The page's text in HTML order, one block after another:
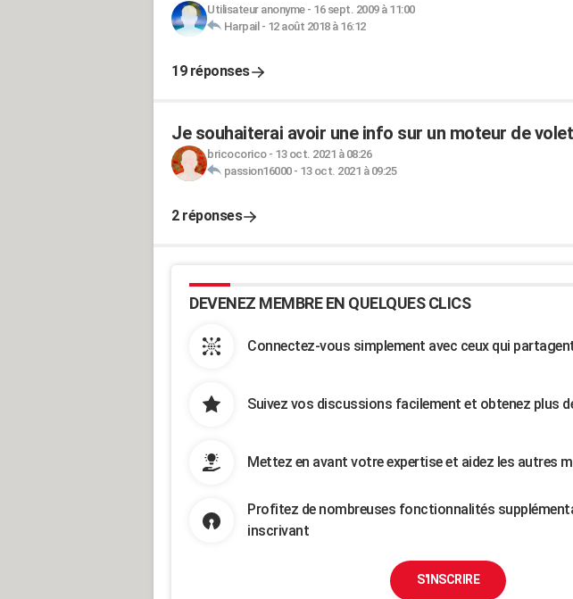
Utilisateur anonyme- 16 sept. 2009 à 11:00
Harpail - 12 août 2018 à 16:12
19 réponses
Je souhaiterai avoir une info sur un moteur de
bricocorico- 13 oct. 2021 à 08:26
passion16000- 13 oct. 2021 à 09:25
2 réponses
DEVENEZ MEMBRE EN QUELQUES CLICS
Connectez-vous simplement avec ceux qui
Suivez vos discussions facilement et obtenez plus
Mettez en avant votre expertise et aidez les autres
Profitez de nombreuses fonctionnalités
inscrivant
S'INSCRIRE